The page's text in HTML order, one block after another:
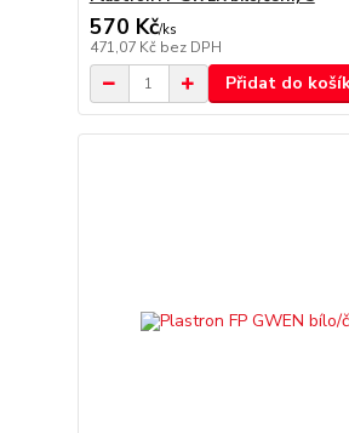
570 Kč/ks
471,07 Kč bez DPH
Přidat do